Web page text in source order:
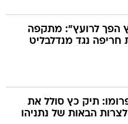
הפך לרועץ": מתקפה
חריפה נגד מנדלבליט
תיק כץ סולל את
הבאות של נתניהו